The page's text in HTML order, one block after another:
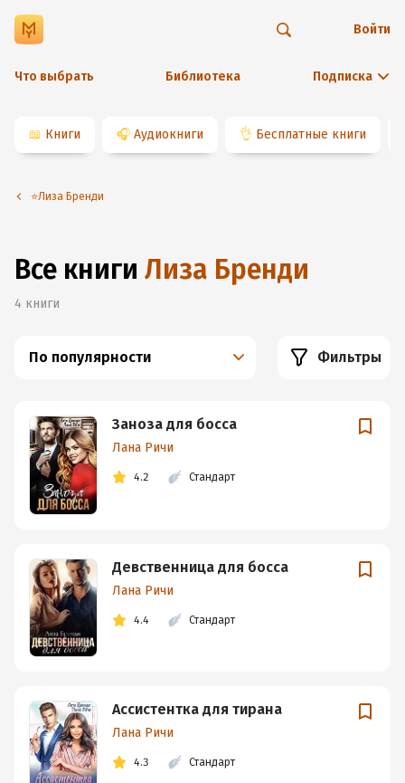
Что выбрать Библиотека Подписка
Войти
📖 Книги 🎧 Аудиокниги 👌 Бесплатные книги
⭐️Лиза Бренди
Все книги Лиза Бренди
4 книги
По популярности Фильтры
Заноза для босса
Лана Ричи
4.2 Стандарт
Девственница для босса
Лана Ричи
4.4 Стандарт
Ассистентка для тирана
Лана Ричи
4.3 Стандарт